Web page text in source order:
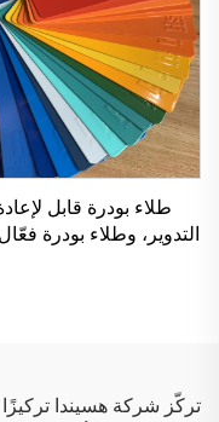
طلاء بودرة قابل
التدوير، وطلاء بودرة
تركّز شركة هسيندا